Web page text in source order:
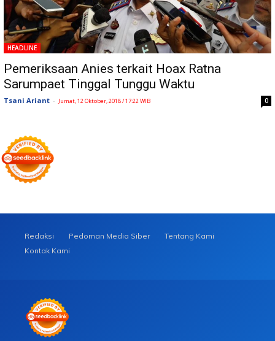
HEADLINE
Pemeriksaan Anies terkait Hoax Ratna
Sarumpaet Tinggal Tunggu Waktu
Tsani Ariant - Jumat, 12 Oktober, 2018 / 17:22 WIB 0
Redaksi Pedoman Media Siber
Tentang Kami
Kontak Kami